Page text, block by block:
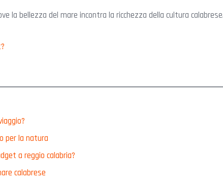
la bellezza del mare incontra la ricchezza della cultura
per la natura
a reggio calabria?
calabrese